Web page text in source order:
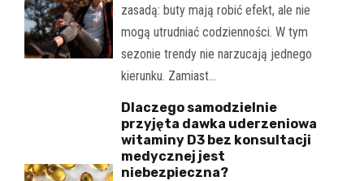
zasadą: buty mają robić efekt, ale nie
mogą utrudniać codzienności. W tym
sezonie trendy nie narzucają jednego
kierunku. Zamiast…
Dlaczego samodzielnie
przyjęta dawka uderzeniowa
witaminy D3 bez konsultacji
medycznej jest
niebezpieczna?